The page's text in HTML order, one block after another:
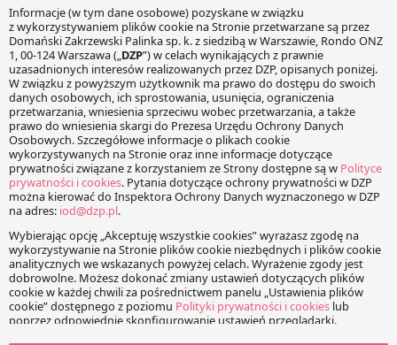
O NAS
Witamy na multiblogu prowadzonym przez ekspertów z
kancelarii DZP. Publikujemy na:
Life Sciences Law Blog– prawo farmaceutyczne, prawo
wyrobów medycznych i prawo żywnościowe. Blog
prowadzony przez Praktykę Life Sciences, którą kieruje
Mateusz Mądry
IP Law Blog– prawo na dobrach niematerialnych, prawa
własności przemysłowej, prawa nowych technologii. Blog
Praktyki IP&TMT, którą zarządza dr Aleksandra Auleytner
Labour Law Blog– prawo pracy w komentarzach i opiniach.
Blog prowadzony przez Praktykę Prawa Pracy i